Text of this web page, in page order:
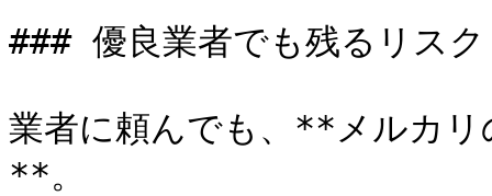
### 優良業者でも残るリスク
業者に頼んでも、**メルカリ
**。